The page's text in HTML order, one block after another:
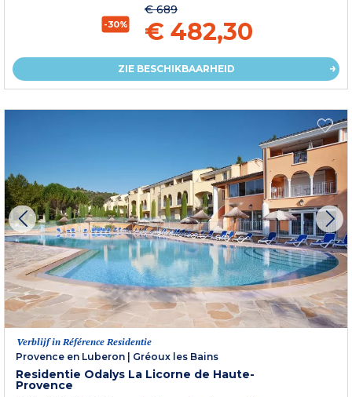
-30%
€ 689
€ 482,30
ZIE BESCHIKBAARHEID
Verblijf in Référence Residentie
Provence en Luberon
Gréoux les Bains
Residentie Odalys La Licorne de Haute-
Provence